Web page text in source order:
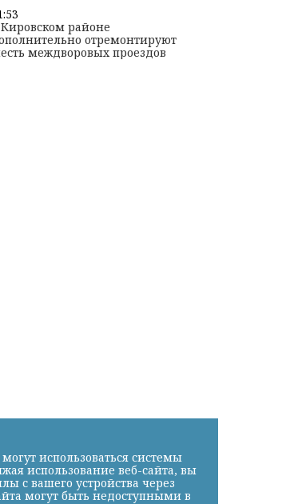
районе
отремонтируют
междворовых проездов
использоваться системы
использование веб-сайта, вы
с вашего устройства через
могут быть недоступными в